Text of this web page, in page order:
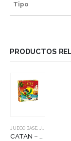
Tipo
PRODUCTOS
JUEGO BASE, JUEGOS DE MESA